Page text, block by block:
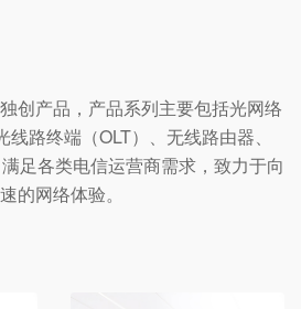
创产品，产品系列主要包括光网络
路终端（OLT）、无线路由器、
足各类电信运营商需求，致力于向
的网络体验。